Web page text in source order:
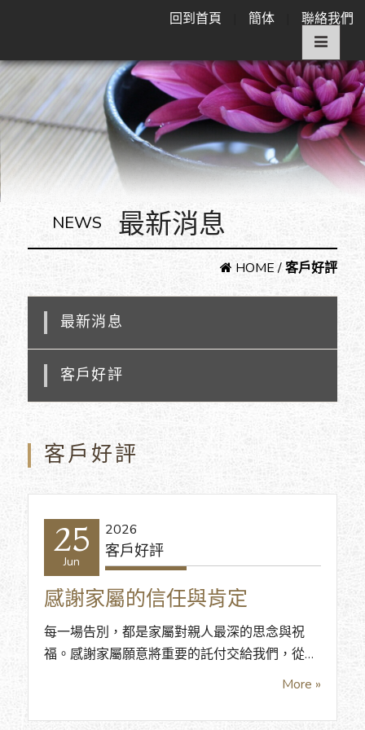
回到首頁 簡体 聯絡我們
NEWS 最新消息
HOME/客戶好評
最新消息
客戶好評
客戶好評
25
Jun
2026
客戶好評
感謝家屬的信任與肯定
每一場告別，都是家屬對親人最深的思念與祝
福。感謝家屬願意將重要的託付交給我們，從流
程安排、儀式引導到現場陪伴，仁暉禮儀社始終
More »